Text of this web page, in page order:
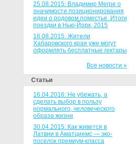
25.08.2015: Владимир Мегре о
значимости позиционирования
идеи о родовом поместье. Итоги
поездки в Нью-Йорк, 2015
16.08.2015: Жители
Хабаровского края уже могут
оформлять бесплатные гектары
Все новости »
Статьи
16.04.2016: Не убежать, а
сделать выбор в пользу
нормального, человеческого
образа жизни
30.04.2015: Как живется в
Латвии в Аматциемс — эко-
поселок премиум-класса